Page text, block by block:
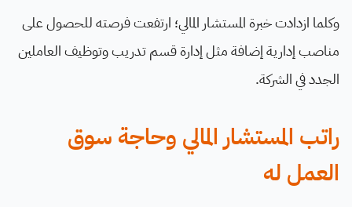
وكلما ازدادت خبرة المستشار المالي؛ ارتفعت فرصته للحصول على
مناصب إدارية إضافة مثل إدارة قسم تدريب وتوظيف العاملين
الجدد في الشركة.
راتب المستشار المالي وحاجة سوق
العمل له